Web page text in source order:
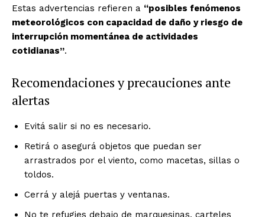
Estas advertencias refieren a “posibles fenómenos
meteorológicos con capacidad de daño y riesgo de
interrupción momentánea de actividades
cotidianas”.
Recomendaciones y precauciones ante
alertas
Evitá salir si no es necesario.
Retirá o asegurá objetos que puedan ser
arrastrados por el viento, como macetas, sillas o
toldos.
Cerrá y alejá puertas y ventanas.
No te refugies debajo de marquesinas, carteles